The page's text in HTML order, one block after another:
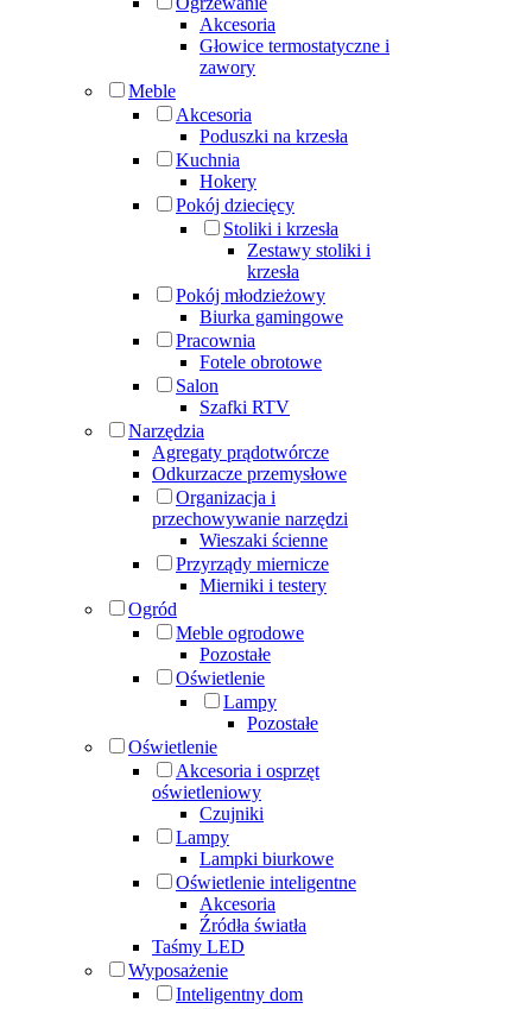
Akcesoria
Głowice termostatyczne i
zawory
Meble
Akcesoria
Poduszki na krzesła
Kuchnia
Hokery
Pokój dziecięcy
Stoliki i krzesła
Zestawy stoliki i
krzesła
Pokój młodzieżowy
Biurka gamingowe
Pracownia
Fotele obrotowe
Salon
Szafki RTV
Narzędzia
Agregaty prądotwórcze
Odkurzacze przemysłowe
Organizacja i
przechowywanie narzędzi
Wieszaki ścienne
Przyrządy miernicze
Mierniki i testery
Ogród
Meble ogrodowe
Pozostałe
Oświetlenie
Lampy
Pozostałe
Oświetlenie
Akcesoria i osprzęt
oświetleniowy
Czujniki
Lampy
Lampki biurkowe
Oświetlenie inteligentne
Akcesoria
Źródła światła
Taśmy LED
Wyposażenie
Inteligentny dom